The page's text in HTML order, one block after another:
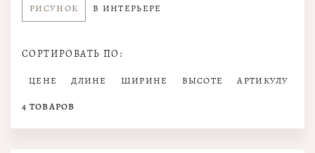
РИСУНОК В ИНТЕРЬЕРЕ
СОРТИРОВАТЬ ПО:
ЦЕНЕ ДЛИНЕ ШИРИНЕ ВЫСОТЕ АРТИКУЛУ
4 ТОВАРОВ